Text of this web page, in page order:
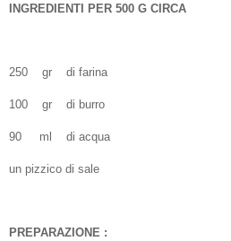
INGREDIENTI PER 500 G CIRCA
250 gr di farina
100 gr di burro
90 ml di acqua
un pizzico di sale
PREPARAZIONE :